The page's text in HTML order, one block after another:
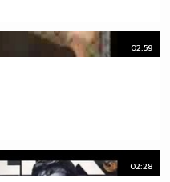
02:59
02:28